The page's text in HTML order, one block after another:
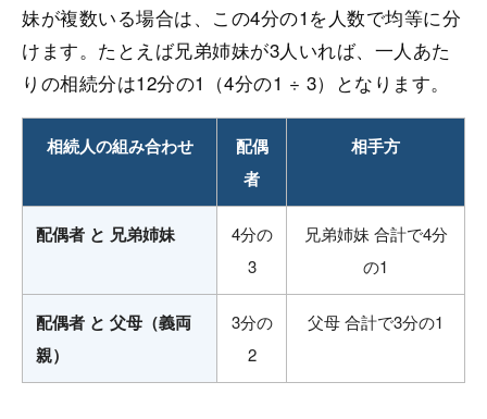
妹が複数いる場合は、この4分の1を人数で均等に分
けます。たとえば兄弟姉妹が3人いれば、一人あた
りの相続分は12分の1（4分の1 ÷ 3）となります。
相続人の組み合わせ
配偶
者
相手方
配偶者 と 兄弟姉妹
4分の
3
兄弟姉妹 合計で4分
の1
配偶者 と 父母（義両
親）
3分の
2
父母 合計で3分の1